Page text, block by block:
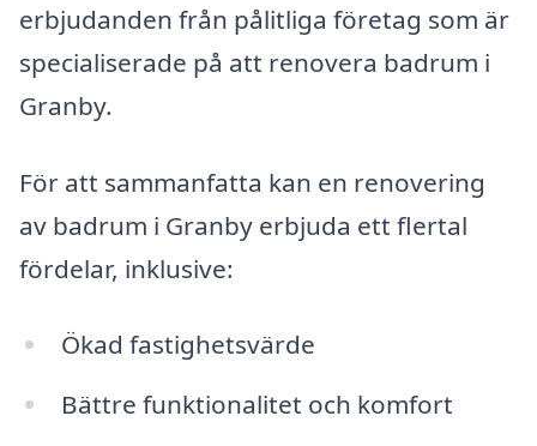
erbjudanden från pålitliga företag som är
specialiserade på att renovera badrum i
Granby.
För att sammanfatta kan en renovering
av badrum i Granby erbjuda ett flertal
fördelar, inklusive:
Ökad fastighetsvärde
Bättre funktionalitet och komfort